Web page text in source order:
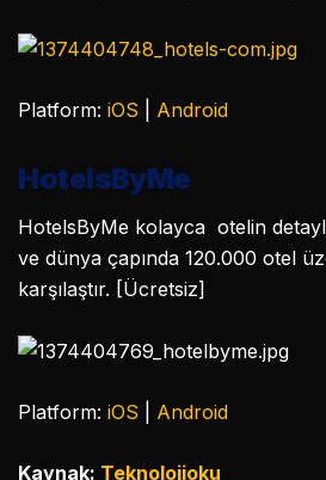
Platform: iOS Android
HotelsByMe
HotelsByMe kolayca otelin
ve dünya çapında 120.000 otel
karşılaştır. [Ücretsiz]
Platform: iOS Android
Kaynak: Teknolojioku